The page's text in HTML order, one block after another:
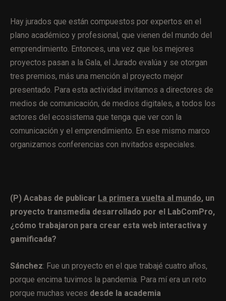
Hay jurados que están compuestos por expertos en el
plano académico y profesional, que vienen del mundo del
emprendimiento. Entonces, una vez que los mejores
proyectos pasan a la Gala, el Jurado evalúa y se otorgan
tres premios, más una mención al proyecto mejor
presentado. Para esta actividad invitamos a directores de
medios de comunicación, de medios digitales, a todos los
actores del ecosistema que tenga que ver con la
comunicación y el emprendimiento. En ese mismo marco
organizamos conferencias con invitados especiales.
(P) Acabas de publicar La primera vuelta al mundo, un
proyecto transmedia desarrollado por el LabComPro,
¿cómo trabajaron para crear esta web interactiva y
gamificada?
Sánchez: Fue un proyecto en el que trabajé cuatro años,
porque encima tuvimos la pandemia. Para mí era un reto
porque muchas veces desde la academia